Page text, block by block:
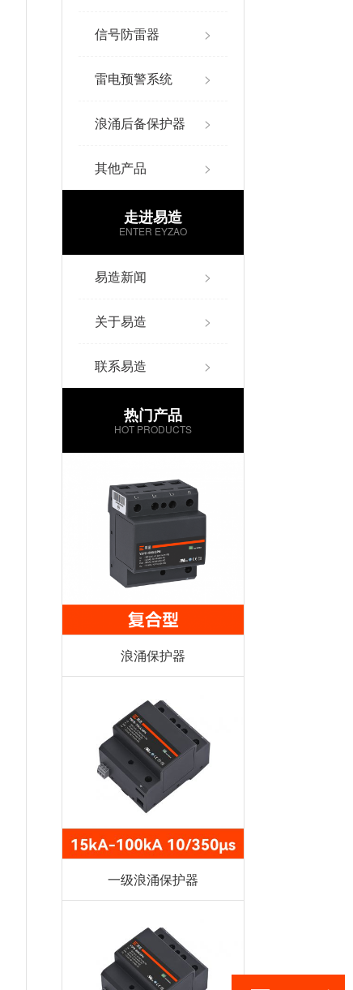
信号防雷器 >
雷电预警系统 >
浪涌后备保护器 >
其他产品 >
走进易造
ENTER EYZAO
易造新闻 >
关于易造 >
联系易造 >
热门产品
HOT PRODUCTS
浪涌保护器
一级浪涌保护器